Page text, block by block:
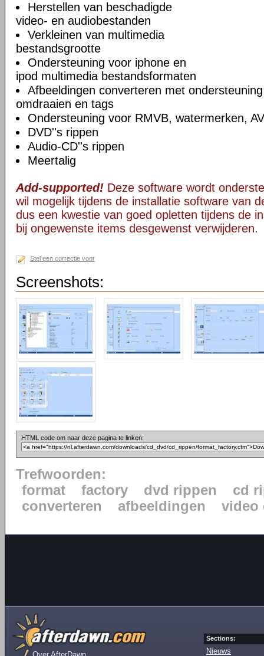
Herstellen van beschadigde
video- en audiobestanden
Verkleinen van multimedia
bestandsgrootte
Ondersteuning voor iphone en
ipod multimedia bestandsformaten
Afbeeldingen converteren met
omdraaien en tags
Ondersteuning voor RMVB, watermerken,
DVD''s rippen
Audio-CD''s rippen
Meertalig
Add-supported! Deze software wordt
wil mogelijk tijdens de installatie software van
dus een kwestie van goed opletten tijdens de
bij ongewenste items desgewenst verwijderen.
Stel een correctie voor
Screenshots:
HTML code om naar deze pagina te linken:
Trefwoorden:
format
factory dvd rippen
cd
converteren
afbeeldingen video
Sections:
Nieuws